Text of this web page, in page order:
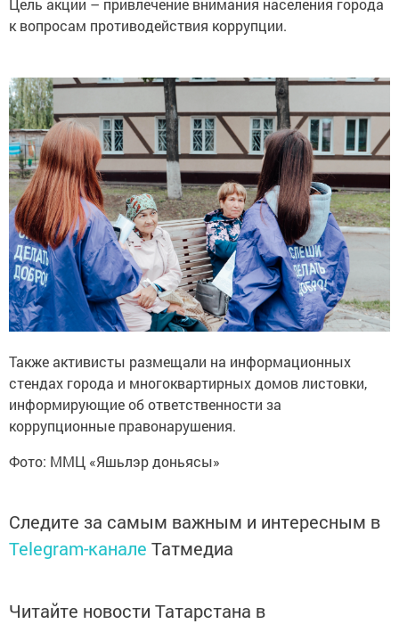
Цель акции – привлечение внимания населения города
к вопросам противодействия коррупции.
Также активисты размещали на информационных
стендах города и многоквартирных домов листовки,
информирующие об ответственности за
коррупционные правонарушения.
Фото: ММЦ «‎Яшьлэр доньясы»‎
Следите за самым важным и интересным в
Telegram-канале Татмедиа
Читайте новости Татарстана в